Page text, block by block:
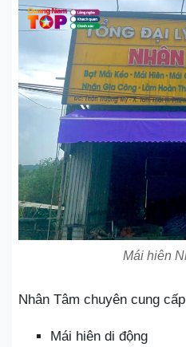
Mái hiên
Nhân Tâm chuyên cung
Mái hiên di động